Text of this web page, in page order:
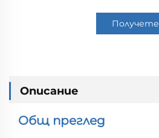
Получете
Описание
Общ преглед